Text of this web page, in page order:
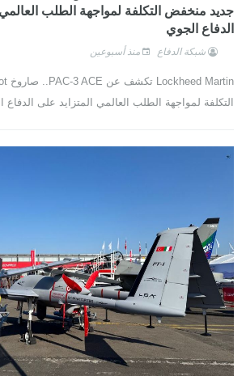
جديد منخفض التكلفة لمواجهة الطلب العالمي
الدفاع الجوي
شبكة الدفاع منذ أسبوعين
التكلفة لمواجهة الطلب العالمي المتزايد على الدفاع